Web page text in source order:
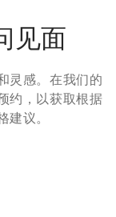
见面
灵感。在我们的
约，以获取根据
建议。